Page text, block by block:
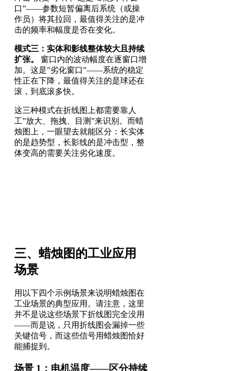
口”——参数短暂偏离后系统（或操
作员）将其拉回，最值得关注的是冲
击的频率和幅度是否在变化。
模式三：实体和影线整体较大且持续
扩张。
窗口内的波动幅度在逐窗口增
加。这是”劣化窗口”——系统的稳定
性正在下降，最值得关注的是球还在
滚，到底滚多快。
这三种模式在折线图上都需要靠人
工”放大、拖拽、目测”来识别。而蜡
烛图上，一眼望去就能区分：长实体
的是趋势型，长影线的是冲击型，整
体变高的需要关注劣化速度。
三、蜡烛图的工业应用
场景
用以下四个示例场景来说明蜡烛图在
工业场景的典型应用。请注意，这里
并不是说这些场景下折线图完全没用
——而是说，只用折线图会漏掉一些
关键信号，而这些信号用蜡烛图恰好
能捕捉到。
场景 1：电机温度——区分持续